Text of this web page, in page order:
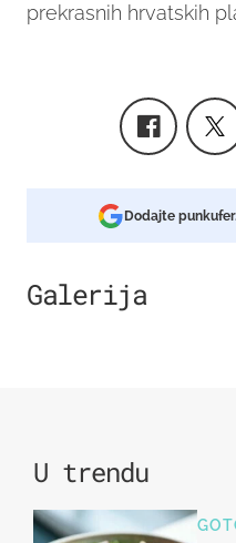
prekrasnih hrvatskih
Dodajte
Galerija
U trendu